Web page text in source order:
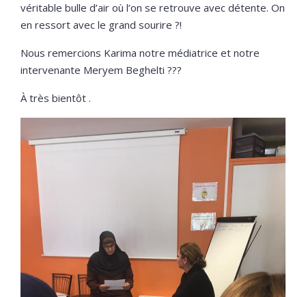
véritable bulle d’air où l’on se retrouve avec détente. On
en ressort avec le grand sourire ?!
Nous remercions Karima notre médiatrice et notre
intervenante Meryem Beghelti ???
À très bientôt .